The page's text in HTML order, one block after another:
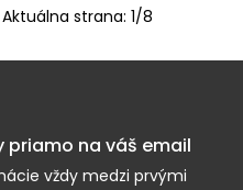
strana: 1/8
priamo na váš email
vždy medzi prvými